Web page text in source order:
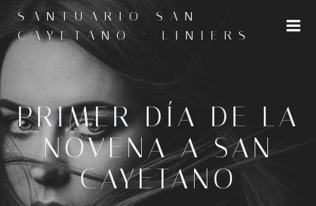
al
contenido
SANTUARIO SAN
CAYETANO · LINIERS
PRIMER DÍA DE LA
NOVENA A SAN
CAYETANO